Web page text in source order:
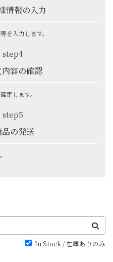
情報の入力
を入力します。
step4
容の確認
定します。
step5
品の発送
In Stock / 在庫ありのみ